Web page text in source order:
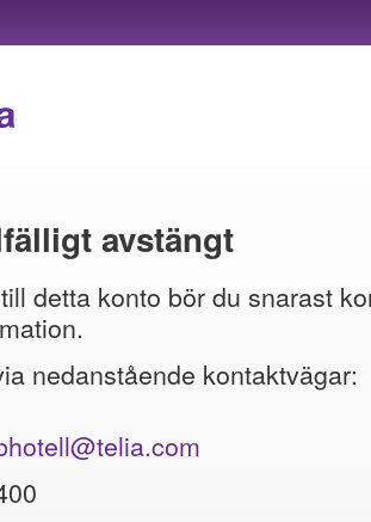
avstängt
detta konto bör du snarast
nedanstående kontaktvägar: